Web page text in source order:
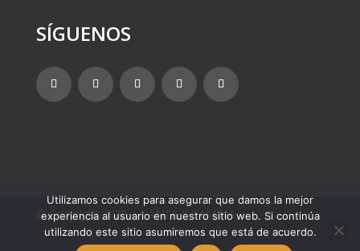
SÍGUENOS
© Copyright 2025 – CANTA Y CAMINA
Utilizamos cookies para asegurar que damos la mejor
experiencia al usuario en nuestro sitio web. Si continúa
utilizando este sitio asumiremos que está de acuerdo.